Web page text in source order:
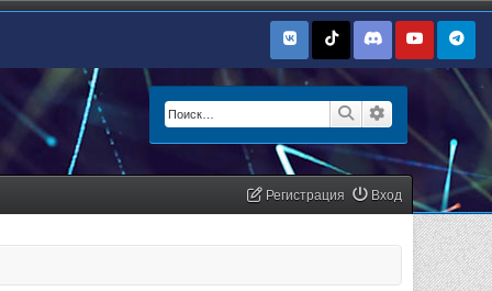
Поиск Расширенный
Вход
Регистрация